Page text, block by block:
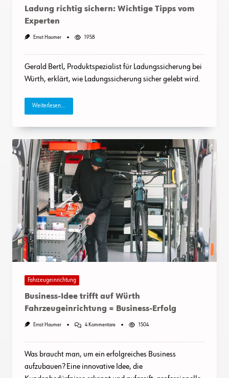
Ladung richtig sichern: Wichtige Tipps vom
Experten
Ernst Haumer 1958
Gerald Bertl, Produktspezialist für Ladungssicherung bei
Würth, erklärt, wie Ladungssicherung sicher gelebt wird.
Weiterlesen...
Fahrzeugeinrichtung
Business-Idee trifft auf Würth
Fahrzeugeinrichtung = Business-Erfolg
Ernst Haumer 4 KommentareZu
Auf
Würth
Fahrzeugeinrichtung
1504
Was braucht man, um ein erfolgreiches Business
aufzubauen? Eine innovative Idee, die